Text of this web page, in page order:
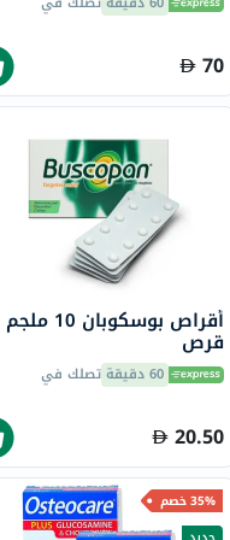
70
قرص
60 دقيقة تصلك في
20.50
35% خصم